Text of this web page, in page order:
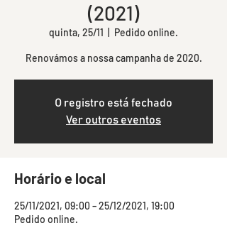
(2021)
quinta, 25/11 Pedido online.
Renovámos a nossa campanha de 2020.
O registro está fechado
Ver outros eventos
Horário e local
25/11/2021, 09:00 – 25/12/2021, 19:00
Pedido online.